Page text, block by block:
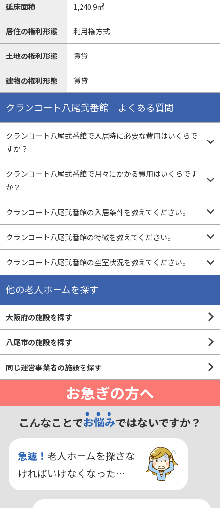
延床面積 1,240.9㎡
居住の権利形態 利用権方式
土地の権利形態 賃貸
建物の権利形態 賃貸
クランコート八尾弐番館 よくある質問
クランコート八尾弐番館で入居時に必要な費用はいくらで
すか？
クランコート八尾弐番館で月々にかかる費用はいくらです
か？
クランコート八尾弐番館の入居条件を教えてください。
クランコート八尾弐番館の特徴を教えてください。
クランコート八尾弐番館の空室状況を教えてください。
他の老人ホームを探す
大阪府の施設を探す
八尾市の施設を探す
同じ運営事業者の施設を探す
お急ぎの方へ
こんなことでお悩みではないですか？
急遽！ 老人ホームを探さな
ければいけなくなった…